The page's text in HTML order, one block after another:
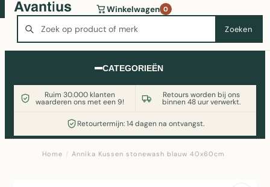
Zoeken
Winkelwagen 0
CATEGORIEËN
Ruim 30.000 klanten
waarderen ons met een 9!
Retours worden bij ons
binnen 48 uur verwerkt.
Retourtermijn: 14 dagen na ontvangst.
Wasmachine of koelkast nodig? Vergelijk alle prijzen op
Witgoedaanbod.nl
Home / Annika Kussen stonewash blauw 40x60cm